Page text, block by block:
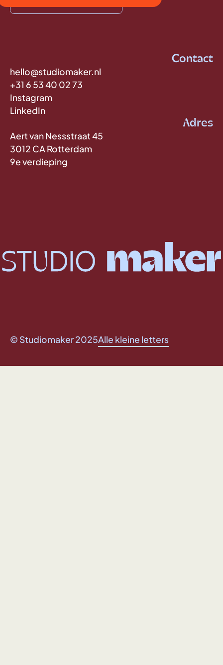
Contact
hello@studiomaker.nl
+31 6 53 40 02 73
Instagram
LinkedIn
Adres
Aert van Nessstraat 45
3012 CA Rotterdam
9e verdieping
Alle kleine letters
© Studiomaker 2025